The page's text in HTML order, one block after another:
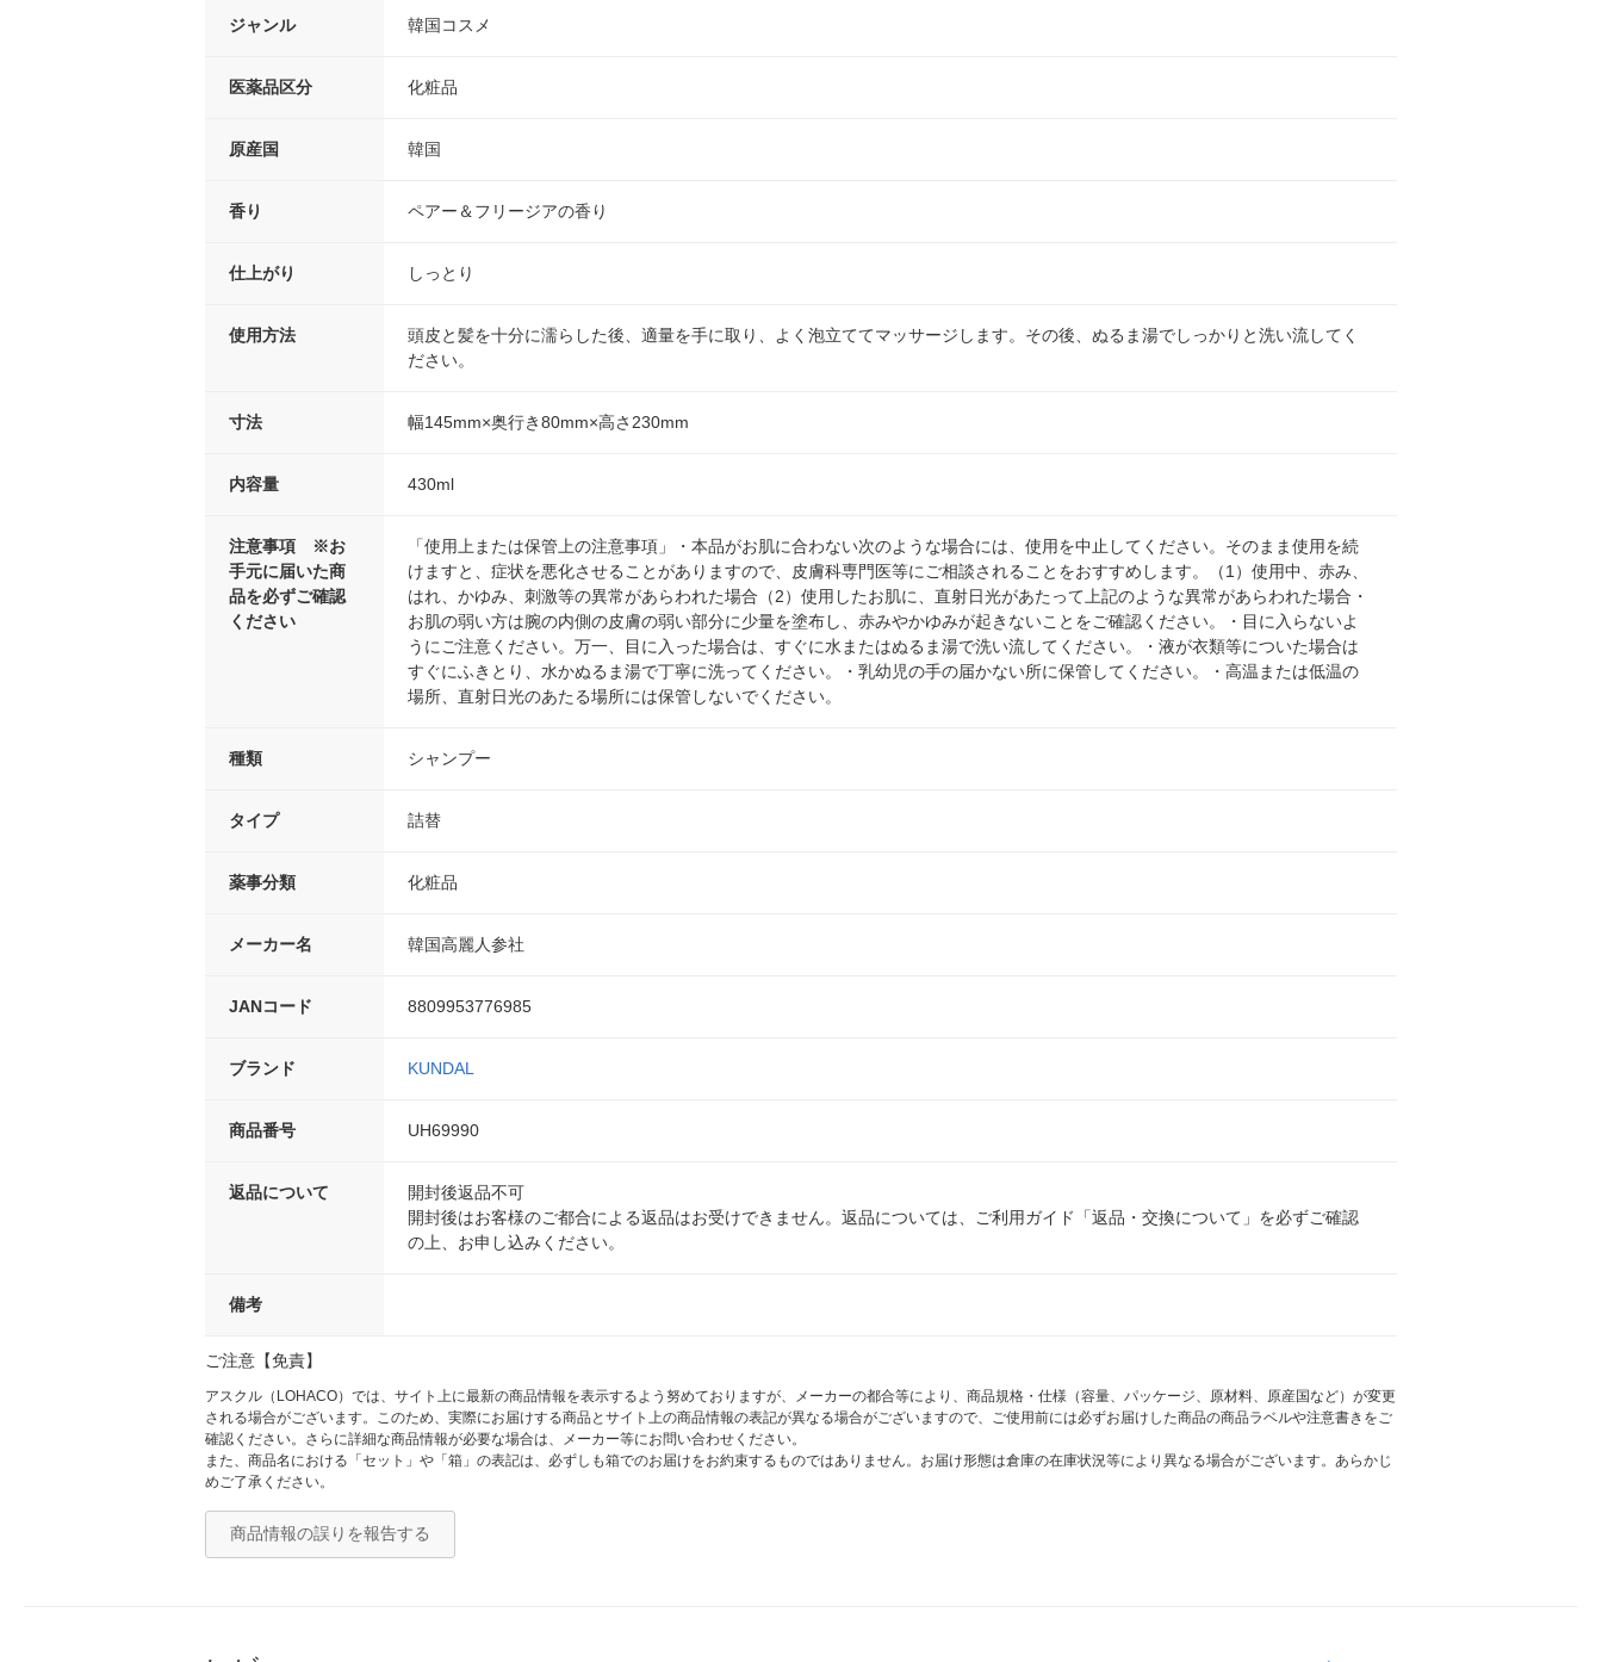
ジャンル 韓国コスメ
医薬品区分 化粧品
原産国 韓国
香り ペアー＆フリージアの香り
仕上がり しっとり
使用方法
頭皮と髪を十分に濡らした後、適量を手に取り、よく泡立ててマッサージします。その後、ぬるま湯でしっかりと洗い流してく
ださい。
寸法 幅145mm×奥行き80mm×高さ230mm
内容量 430ml
注意事項 ※お
手元に届いた商
品を必ずご確認
ください
「使用上または保管上の注意事項」・本品がお肌に合わない次のような場合には、使用を中止してください。そのまま使用を続
けますと、症状を悪化させることがありますので、皮膚科専門医等にご相談されることをおすすめします。（1）使用中、赤み、
はれ、かゆみ、刺激等の異常があらわれた場合（2）使用したお肌に、直射日光があたって上記のような異常があらわれた場合・
お肌の弱い方は腕の内側の皮膚の弱い部分に少量を塗布し、赤みやかゆみが起きないことをご確認ください。・目に入らないよ
うにご注意ください。万一、目に入った場合は、すぐに水またはぬるま湯で洗い流してください。・液が衣類等についた場合は
すぐにふきとり、水かぬるま湯で丁寧に洗ってください。・乳幼児の手の届かない所に保管してください。・高温または低温の
場所、直射日光のあたる場所には保管しないでください。
種類 シャンプー
タイプ 詰替
薬事分類 化粧品
メーカー名 韓国高麗人参社
JANコード 8809953776985
ブランド KUNDAL
商品番号 UH69990
返品について
開封後返品不可
開封後はお客様のご都合による返品はお受けできません。返品については、ご利用ガイド「返品・交換について」を必ずご確認
の上、お申し込みください。
備考
ご注意【免責】
アスクル（LOHACO）では、サイト上に最新の商品情報を表示するよう努めておりますが、メーカーの都合等により、商品規格・仕様（容量、パッケージ、原材料、原産国など）が変更
される場合がございます。このため、実際にお届けする商品とサイト上の商品情報の表記が異なる場合がございますので、ご使用前には必ずお届けした商品の商品ラベルや注意書きをご
確認ください。さらに詳細な商品情報が必要な場合は、メーカー等にお問い合わせください。
また、商品名における「セット」や「箱」の表記は、必ずしも箱でのお届けをお約束するものではありません。お届け形態は倉庫の在庫状況等により異なる場合がございます。あらかじ
めご了承ください。
商品情報の誤りを報告する